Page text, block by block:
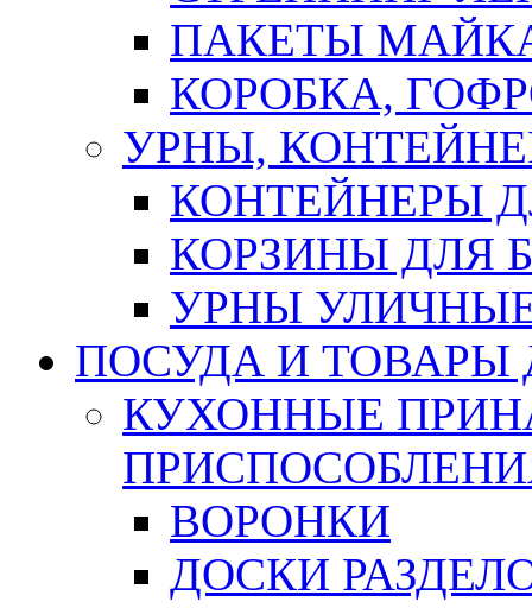
ПАКЕТЫ
КОРОБКА,
УРНЫ,
КОНТЕЙНЕРЫ
КОРЗИНЫ ДЛЯ
УРНЫ
ПОСУДА И ТОВАРЫ
КУХОННЫЕ
ВОРОНКИ
ДОСКИ